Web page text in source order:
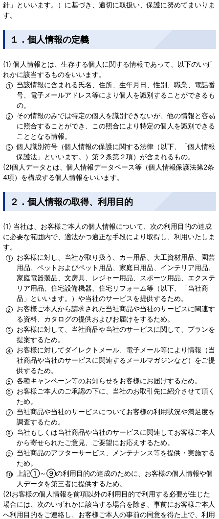
針」といいます。）に基づき、適切に取扱い、保護に努めてまいりま
す。
１．個人情報の定義
(1) 個人情報とは、生存する個人に関する情報であって、以下のいず
れかに該当するものをいいます。
当該情報に含まれる氏名、住所、生年月日、性別、職業、電話番
号、電子メールアドレス等により個人を識別することができるも
の。
その情報のみでは特定の個人を識別できないが、他の情報と容易
に照合することができ、この照合により特定の個人を識別できる
こととなる情報。
個人識別符号（個人情報の保護に関する法律（以下、「個人情報
保護法」といいます。）第２条第２項）が含まれるもの。
(2)個人データとは、個人情報データベース等（個人情報保護法第2条
4項）を構成する個人情報をいいます。
２．個人情報の取得、利用目的
(1) 当社は、お客様ご本人の個人情報について、次の利用目的の達成
に必要な範囲内で、適法かつ適正な手段により取得し、利用いたしま
す。
お客様に対し、当社が取り扱う、カー用品、大工資材用品、園芸
用品、ペットおよびペット用品、家庭日用品、インテリア用品、
家庭電器製品、文房具、レジャー用品、スポーツ用品、エクステ
リア用品、住宅設備機器、住宅リフォーム等（以下、「当社商
品」といいます。）や当社のサービスを提供するため。
お客様ご本人から請求された当社商品や当社のサービスに関連す
る資料、カタログの提供およびお届けをするため。
お客様に対して、当社商品や当社のサービスに関して、プランを
提案するため。
お客様に対してダイレクトメール、電子メール等により情報（当
社商品や当社のサービスに関連するメールマガジンなど）をご提
供するため。
各種キャンペーン等のお知らせをお客様にお届けするため。
お客様ご本人のご承認の下に、当社のお取引先に紹介させて頂く
ため。
当社商品や当社のサービスについてお客様の利用状況や満足度を
調査するため。
当社もしくは当社商品や当社のサービスに関連してお客様ご本人
から寄せられたご意見、ご要望にお応えするため。
当社商品のアフターサービス、メンテナンス等を提供・実施する
ため。
上記①～⑨の利用目的の達成のために、お客様の個人情報や個
人データを第三者に提供するため。
(2)お客様の個人情報を前項以外の利用目的で利用する必要が生じた
場合には、次のいずれかに該当する場合を除き、事前にお客様ご本人
へ利用目的をご連絡し、お客様ご本人の事前の同意を得た上で、利用